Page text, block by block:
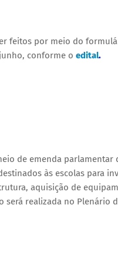
feitos por meio do
conforme o edital.
de emenda
às escolas para
aquisição de
realizada no Plenário